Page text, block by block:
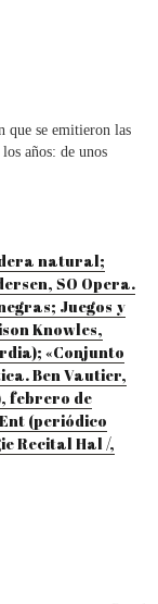
que se emitieron las
años: de unos
natural;
SO Opera.
Juegos y
Knowles,
«Conjunto
Ben Vautier,
febrero de
(periódico
Recital Hal /,